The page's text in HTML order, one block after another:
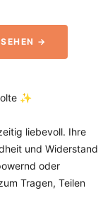
→
✨
liebevoll. Ihre
und Widerstand
oder
Tragen, Teilen